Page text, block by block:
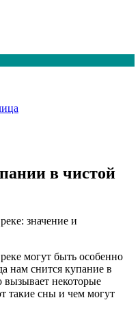
в чистой
значение и
могут быть особенно
нам снится купание в
вызывает некоторые
такие сны и чем могут